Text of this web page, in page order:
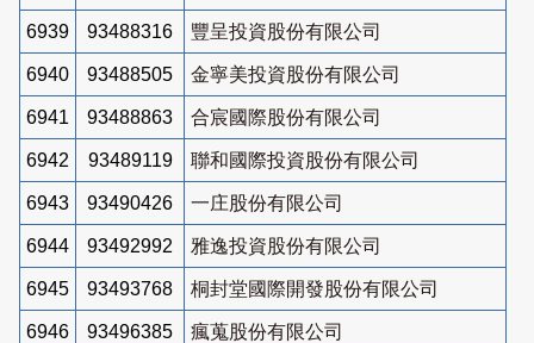
6939 93488316 豐呈投資股份有限公司
6940 93488505 金寧美投資股份有限公司
6941 93488863 合宸國際股份有限公司
6942 93489119 聯和國際投資股份有限公司
6943 93490426 一庄股份有限公司
6944 93492992 雅逸投資股份有限公司
6945 93493768 桐封堂國際開發股份有限公司
6946 93496385 瘋蒐股份有限公司